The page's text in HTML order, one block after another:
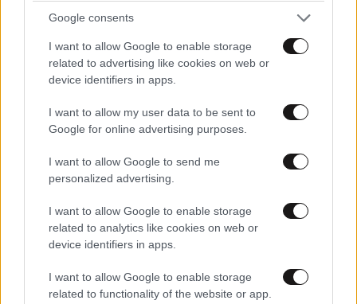
Google consents
I want to allow Google to enable storage
related to advertising like cookies on web or
device identifiers in apps.
I want to allow my user data to be sent to
Google for online advertising purposes.
I want to allow Google to send me
personalized advertising.
I want to allow Google to enable storage
related to analytics like cookies on web or
device identifiers in apps.
I want to allow Google to enable storage
related to functionality of the website or app.
άποψη εκείνων που υποστηρίζουν εξωγήινη
δραστηριότητα στην περιοχή, παρά την εντελώς
αβάσιμη και τελείως υποθετική φύση της θεωρίας,
την έχει την πλάκα της…
Κρατήρας Manicouagan – Καναδάς